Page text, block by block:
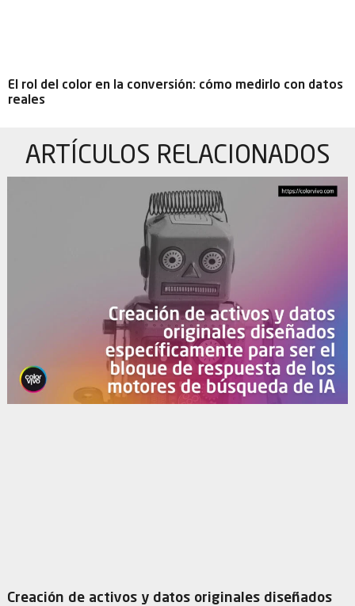
El rol del color en la conversión: cómo medirlo con datos
reales
ARTÍCULOS RELACIONADOS
Creación de activos y datos originales diseñados